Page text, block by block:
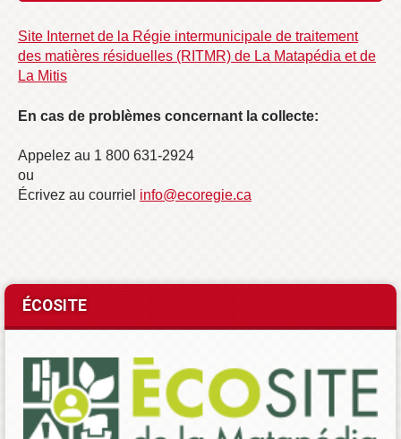
Site Internet de la Régie intermunicipale de traitement
des matières résiduelles (RITMR) de La Matapédia et de
La Mitis
En cas de problèmes concernant la collecte:
Appelez au 1 800 631-2924
ou
Écrivez au courriel info@ecoregie.ca
ÉCOSITE